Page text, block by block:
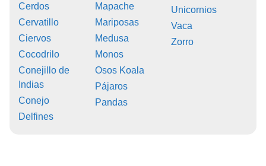
Cerdos
Cervatillo
Ciervos
Cocodrilo
Conejillo de
Indias
Conejo
Delfines
Mapache
Mariposas
Medusa
Monos
Osos Koala
Pájaros
Pandas
Unicornios
Vaca
Zorro